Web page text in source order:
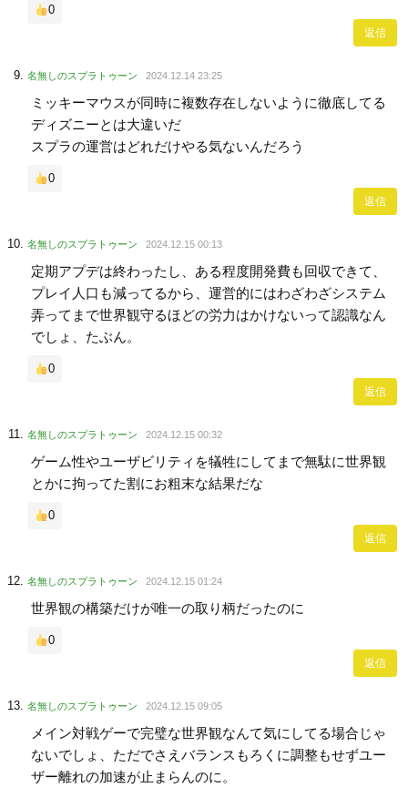
0
返信
名無しのスプラトゥーン 2024.12.14 23:25
ミッキーマウスが同時に複数存在しないように徹底してる
ディズニーとは大違いだ
スプラの運営はどれだけやる気ないんだろう
0
返信
名無しのスプラトゥーン 2024.12.15 00:13
定期アプデは終わったし、ある程度開発費も回収できて、
プレイ人口も減ってるから、運営的にはわざわざシステム
弄ってまで世界観守るほどの労力はかけないって認識なん
でしょ、たぶん。
0
返信
名無しのスプラトゥーン 2024.12.15 00:32
ゲーム性やユーザビリティを犠牲にしてまで無駄に世界観
とかに拘ってた割にお粗末な結果だな
0
返信
名無しのスプラトゥーン 2024.12.15 01:24
世界観の構築だけが唯一の取り柄だったのに
0
返信
名無しのスプラトゥーン 2024.12.15 09:05
メイン対戦ゲーで完璧な世界観なんて気にしてる場合じゃ
ないでしょ、ただでさえバランスもろくに調整もせずユー
ザー離れの加速が止まらんのに。